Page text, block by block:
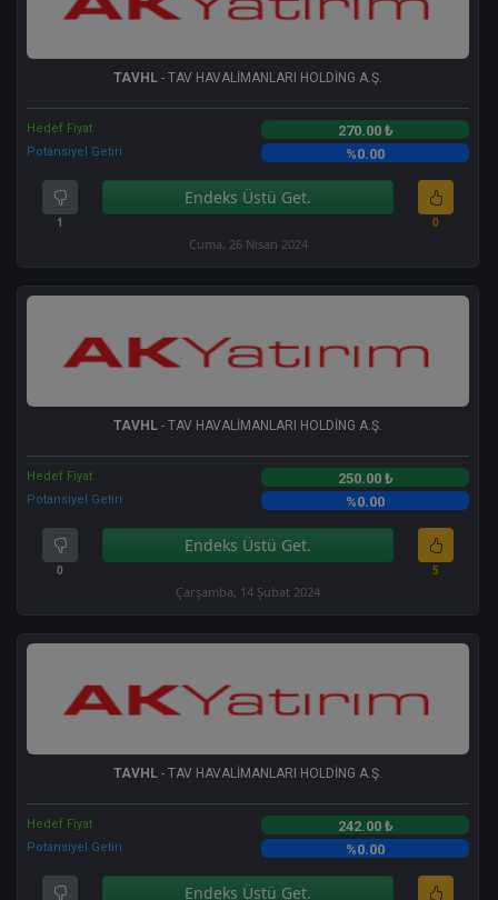
TAVHL - TAV HAVALİMANLARI HOLDİNG A.Ş.
Hedef Fiyat 270.00 ₺
Potansiyel Getiri %0.00
1
Endeks Üstü Get.
0
Cuma, 26 Nisan 2024
TAVHL - TAV HAVALİMANLARI HOLDİNG A.Ş.
Hedef Fiyat 250.00 ₺
Potansiyel Getiri %0.00
0
Endeks Üstü Get.
5
Çarşamba, 14 Şubat 2024
TAVHL - TAV HAVALİMANLARI HOLDİNG A.Ş.
Hedef Fiyat 242.00 ₺
Potansiyel Getiri %0.00
Endeks Üstü Get.